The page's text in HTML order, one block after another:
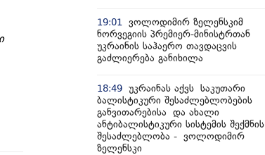
19:01
ვოლოდიმირ ზელენსკიმ
ნორვეგიის პრემიერ-მინისტრთან
უკრაინის საჰაერო თავდაცვის
გაძლიერება განიხილა
18:49 უკრაინას აქვს საკუთარი
ბალისტიკური შესაძლებლობების
განვითარებისა და ახალი
ანტიბალისტიკური სისტემის შექმნის
შესაძლებლობა - ვოლოდიმირ
ზელენსკი